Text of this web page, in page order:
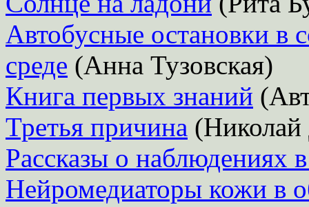
Автобусные остановки в
среде (Анна Тузовская)
Книга первых знаний
Третья причина
Рассказы о наблюдениях
Нейромедиаторы кожи в